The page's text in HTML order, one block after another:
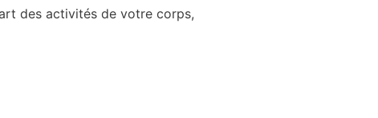
des activités de votre corps,